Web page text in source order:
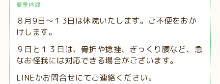
夏季休暇
８月9日～１3日は休院いたします。ご不便をおか
けします。
９日と１３日は、 骨折や捻挫、ぎっくり腰など、急
なお怪我には対応できる場合がございます。
LINEかお問合せにてご連絡ください。